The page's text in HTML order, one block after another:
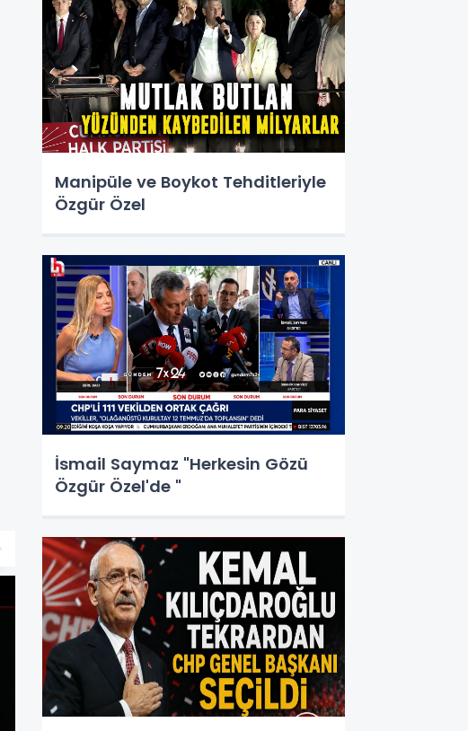
Manipüle ve Boykot Tehditleriyle
Özgür Özel
İsmail Saymaz "Herkesin Gözü
Özgür Özel'de "